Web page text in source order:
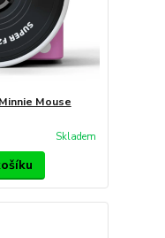
Mouse
Skladem